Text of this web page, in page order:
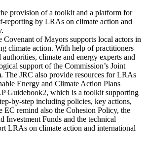
provision of a toolkit and a platform for
reporting by LRAs on climate action and
Covenant of Mayors supports local actors in
climate action. With help of practitioners
climate and energy experts and
support of the Commission’s Joint
The JRC also provide resources for LRAs
Energy and Climate Action Plans
Guidebook2, which is a toolkit supporting
by-step including policies, key actions,
EC remind also the Cohesion Policy, the
Investment Funds and the technical
LRAs on climate action and international